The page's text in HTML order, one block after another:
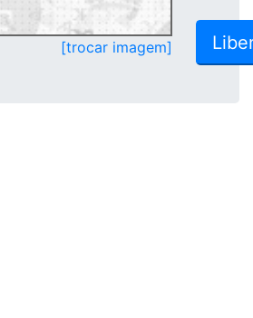
[trocar imagem]